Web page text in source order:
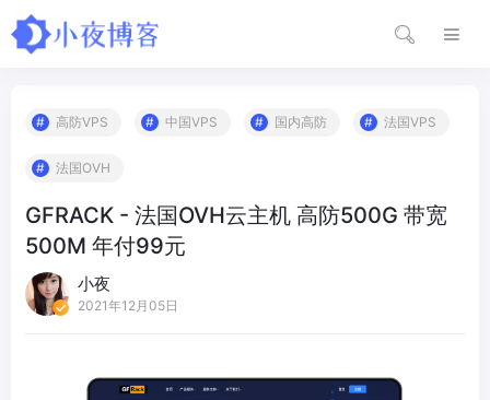
高防VPS 中国VPS 国内高防 法国VPS
法国OVH
GFRACK - 法国OVH云主机 高防500G 带宽
500M 年付99元
小夜
2021年12月05日